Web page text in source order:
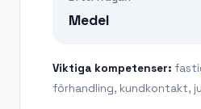
Medel
Viktiga kompetenser:
förhandling, kundkontakt,